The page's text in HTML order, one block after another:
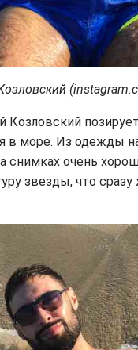
Козловский
в море. Из одежды
снимках очень
звезды, что